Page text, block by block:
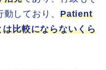
しており、 Patient
比較にならないくら